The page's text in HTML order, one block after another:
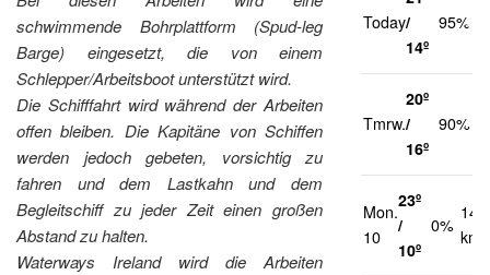
schwimmende Bohrplattform (Spud-leg
Barge) eingesetzt, die von einem
Schlepper/Arbeitsboot unterstützt wird.
Die Schifffahrt wird während der Arbeiten
offen bleiben. Die Kapitäne von Schiffen
werden jedoch gebeten, vorsichtig zu
fahren und dem Lastkahn und dem
Begleitschiff zu jeder Zeit einen großen
Abstand zu halten.
Waterways Ireland wird die Arbeiten
Today/
14º
95%
Tmrw.
20º
/
16º
90%
Mon.
10
23º
/
10º
0%
14
km/